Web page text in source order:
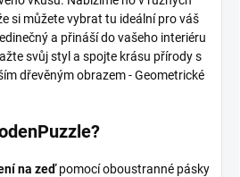
si můžete vybrat tu ideální pro váš
a přináší do vašeho interiéru
svůj styl a spojte krásu přírody s
dřevěným obrazem - Geometrické
na zeďpomocí oboustranné pásky